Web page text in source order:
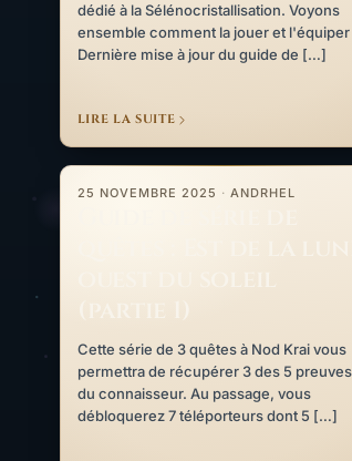
dédié à la Sélénocristallisation. Voyons
ensemble comment la jouer et l'équiper
Dernière mise à jour du guide de […]
LIRE LA SUITE
25 NOVEMBRE 2025 · ANDRHEL
(partie 1)
Cette série de 3 quêtes à Nod Krai vous
permettra de récupérer 3 des 5 preuves
du connaisseur. Au passage, vous
débloquerez 7 téléporteurs dont 5 […]
Guide de série de quêtes : Est de la